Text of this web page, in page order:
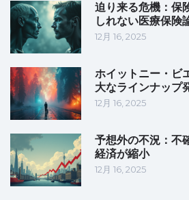
迫り来る危機：保
しれない医療保険
12月 16, 2025
ホイットニー・ビ
大なラインナップ
12月 16, 2025
予想外の不況：不
経済が縮小
12月 16, 2025